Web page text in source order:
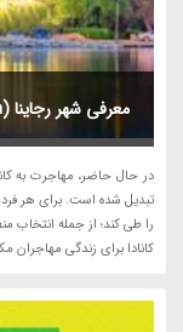
معرفی شهر رجاینا (Regina) کانادا
در حال حاضر، مهاجرت به
تبدیل شده است. برای هر
را طی کند؛ از جمله انتخاب
کانادا برای زندگی مهاجران